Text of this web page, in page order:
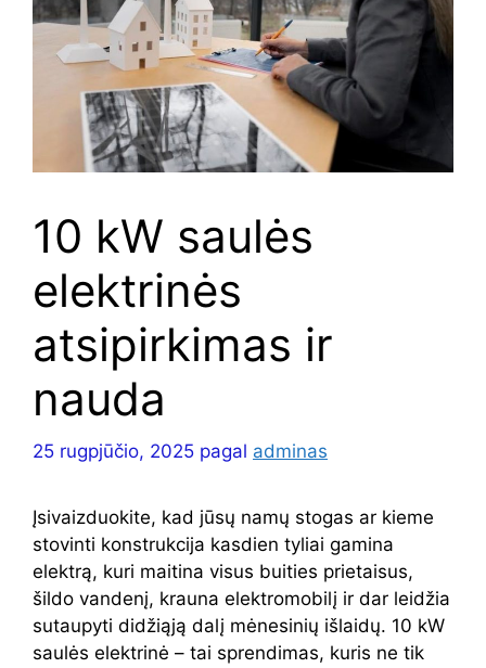
10 kW saulės
elektrinės
atsipirkimas ir
nauda
25 rugpjūčio, 2025 pagal adminas
Įsivaizduokite, kad jūsų namų stogas ar kieme
stovinti konstrukcija kasdien tyliai gamina
elektrą, kuri maitina visus buities prietaisus,
šildo vandenį, krauna elektromobilį ir dar leidžia
sutaupyti didžiąją dalį mėnesinių išlaidų. 10 kW
saulės elektrinė – tai sprendimas, kuris ne tik